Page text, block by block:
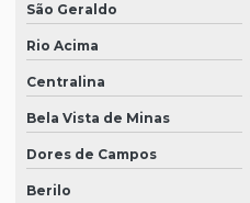
São Geraldo
Rio Acima
Centralina
Bela Vista de Minas
Dores de Campos
Berilo